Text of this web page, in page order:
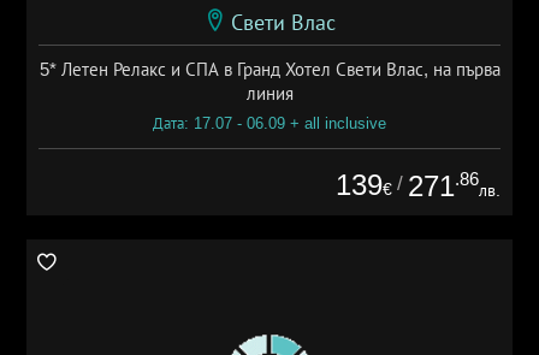
Свети Влас
5* Летен Релакс и СПА в Гранд Хотел Свети Влас, на първа
линия
Дата: 17.07 - 06.09 + all inclusive
139€ / 271.86
лв.